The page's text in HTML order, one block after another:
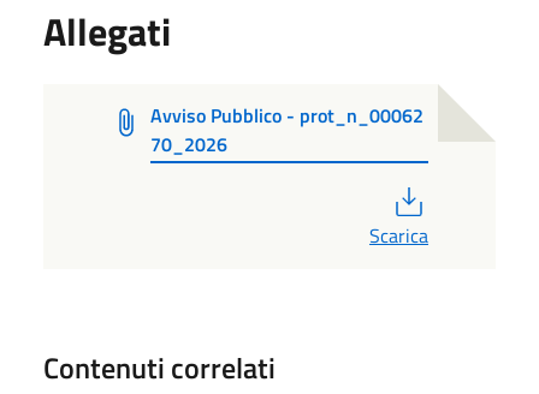
Allegati
Avviso Pubblico - prot_n_00062
70_2026
Scarica
Contenuti correlati